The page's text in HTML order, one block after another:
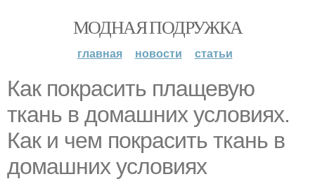
МОДНАЯ ПОДРУЖКА
главная новости статьи
Как покрасить плащевую
ткань в домашних условиях.
Как и чем покрасить ткань в
домашних условиях